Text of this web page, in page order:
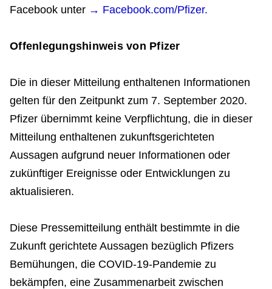
Facebook unter → Facebook.com/Pfizer.
Offenlegungshinweis von Pfizer
Die in dieser Mitteilung enthaltenen Informationen
gelten für den Zeitpunkt zum 7. September 2020.
Pfizer übernimmt keine Verpflichtung, die in dieser
Mitteilung enthaltenen zukunftsgerichteten
Aussagen aufgrund neuer Informationen oder
zukünftiger Ereignisse oder Entwicklungen zu
aktualisieren.
Diese Pressemitteilung enthält bestimmte in die
Zukunft gerichtete Aussagen bezüglich Pfizers
Bemühungen, die COVID-19-Pandemie zu
bekämpfen, eine Zusammenarbeit zwischen